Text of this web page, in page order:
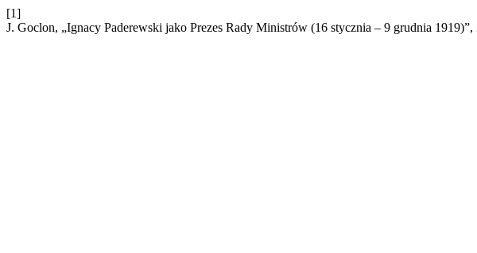
[1]
J. Goclon, „Ignacy Paderewski jako Prezes Rady Ministrów (16 stycznia – 9 grudnia 1919)”,